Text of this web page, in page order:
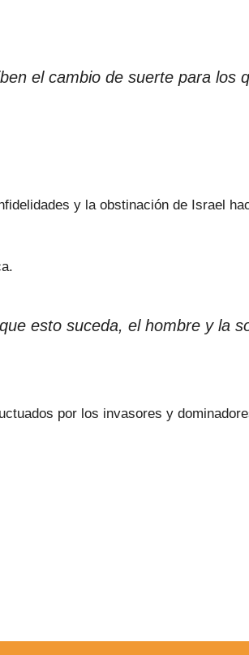
el cambio de suerte para los
y la obstinación de Israel
esto suceda, el hombre y la
por los invasores y